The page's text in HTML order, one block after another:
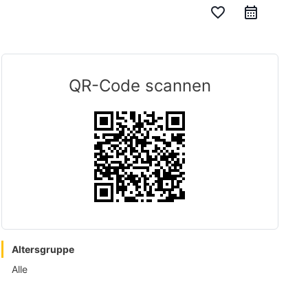
favorite_border
QR-Code scannen
Altersgruppe
Alle